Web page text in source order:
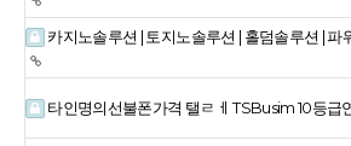
카지노솔루션 | 토지노솔루션 | 홀덤솔루션 | 파
타인명의선불폰가격 탤ㄹㅔ TSBusim 10등급